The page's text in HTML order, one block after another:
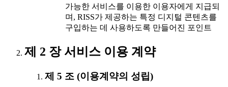
가능한 서비스를 이용한 이용자에게 지급되
며, RISS가 제공하는 특정 디지털 콘텐츠를
구입하는 데 사용하도록 만들어진 포인트
제 2 장 서비스 이용 계약
제 5 조 (이용계약의 성립)